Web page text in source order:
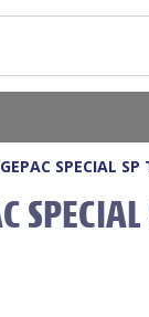
SPECIAL SP
SPECIAL